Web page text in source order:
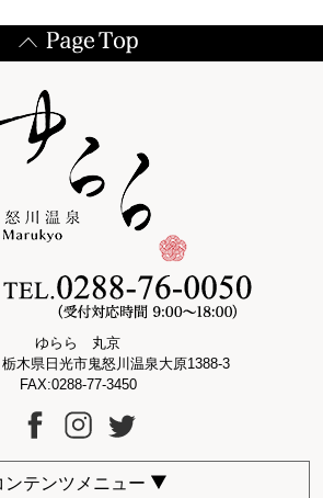
ゆらら 丸京
木県日光市鬼怒川温泉大原1388-3
FAX:0288-77-3450
ンテンツメニュー